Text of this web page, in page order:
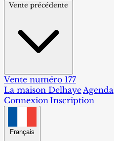
Vente précédente
Vente numéro 177
La maison DelhayeAgenda
ConnexionInscription
Français